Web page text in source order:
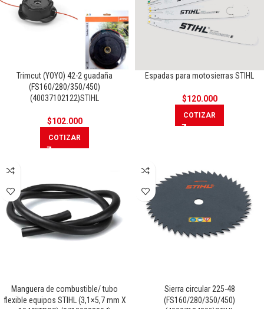
Trimcut (YOYO) 42-2 guadaña
(FS160/280/350/450)
(40037102122)STIHL
$102.000
COTIZAR
Espadas para motosierras STIHL
$120.000
COTIZAR
Manguera de combustible/ tubo
flexible equipos STIHL (3,1×5,7 mm X
Sierra circular 225-48
(FS160/280/350/450)